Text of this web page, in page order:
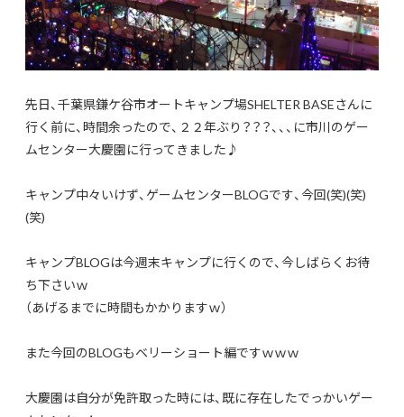
先日、千葉県鎌ケ谷市オートキャンプ場SHELTER BASEさんに
行く前に、時間余ったので、２２年ぶり？？？、、、に市川のゲー
ムセンター大慶園に行ってきました♪
キャンプ中々いけず、ゲームセンターBLOGです、今回(笑)(笑)
(笑)
キャンプBLOGは今週末キャンプに行くので、今しばらくお待
ち下さいｗ
（あげるまでに時間もかかりますｗ）
また今回のBLOGもベリーショート編ですｗｗｗ
大慶園は自分が免許取った時には、既に存在したでっかいゲー